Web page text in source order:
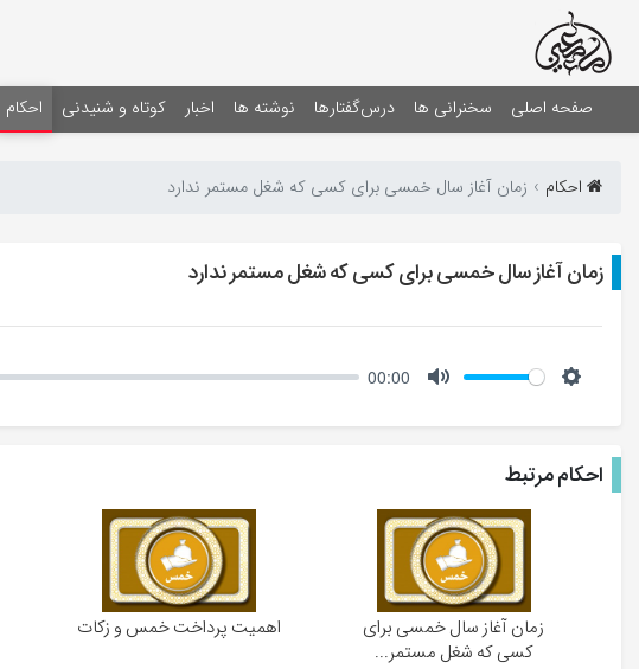
صفحه اصلی سخنرانی ها درس‌گفتارها نوشته ها اخبار کوتاه و شنیدنی احکام
احکام‌ زمان آغاز سال خمسی برای کسی که شغل مستمر ندارد
زمان آغاز سال خمسی برای کسی که شغل مستمر ندارد
00:00
احکام مرتبط
زمان آغاز سال خمسی برای
کسی که شغل مستمر...
اهمیت پرداخت خمس و زکات